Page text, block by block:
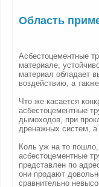
Область
Асбестоцементные
материале,
материал обладает
воздействию, а
Что же касается
асбестоцементные
дымоходов, при
дренажных систем, а
Коль уж на то
асбестоцементные
представлен по
они продают
сравнительно